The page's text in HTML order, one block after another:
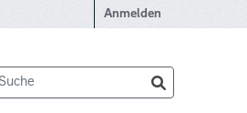
Anmelden